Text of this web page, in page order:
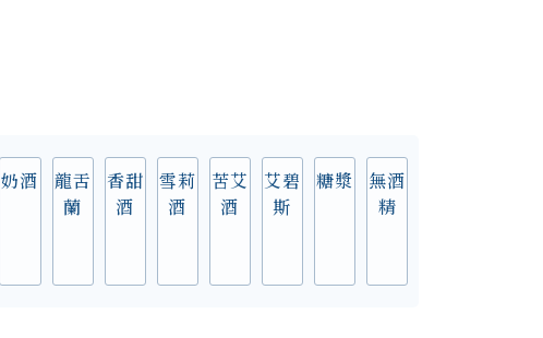
奶酒
龍舌
蘭
香甜
酒
雪莉
酒
苦艾
酒
艾碧
斯
糖漿
無酒
精